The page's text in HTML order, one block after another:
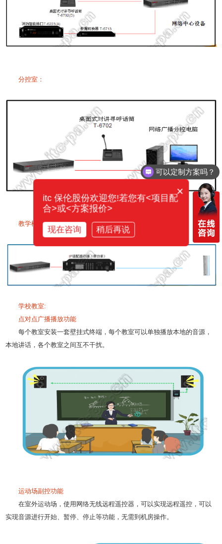
分控室：
教学楼走廊：
学校教室:
点对点广播播放功能
每个教室安装一套壁挂式终端，每个教室可以单独播放本地的音源，
本地讲话，各个教室之间互不干扰。
运动场副控功能
在室外运动场，使用网络无线远程遥控器，可以实现远程遥控，可以
实现音源进行开始、暂停、停止等功能，无需到机房操作。
可以定制方案吗？
×
itc 保伦股份欢迎您!若您有<项目配
合>或<方案报价>
现在咨询 稍后再说